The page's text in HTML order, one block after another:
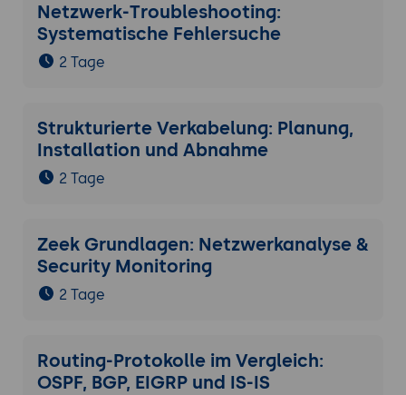
Netzwerk-Troubleshooting:
Systematische Fehlersuche
2 Tage
Strukturierte Verkabelung: Planung,
Installation und Abnahme
2 Tage
Zeek Grundlagen: Netzwerkanalyse &
Security Monitoring
2 Tage
Routing-Protokolle im Vergleich:
OSPF, BGP, EIGRP und IS-IS